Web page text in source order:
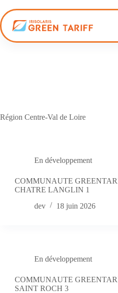
au
contenu
Région Centre-Val de Loire
En développement
COMMUNAUTE
CHATRE LANGLIN 1
dev
18 juin 2026
En développement
COMMUNAUTE
SAINT ROCH 3